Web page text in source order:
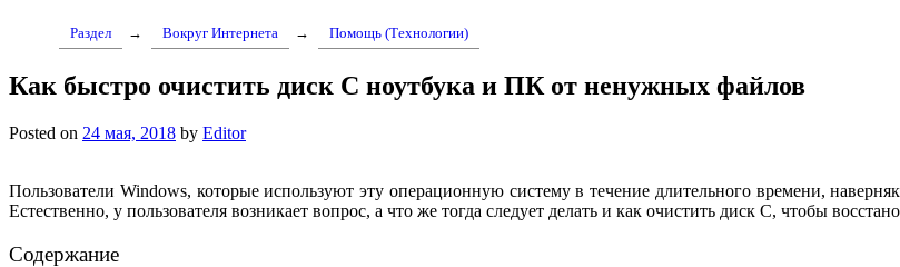
Раздел → Вокруг Интернета → Помощь (Технологии)
Как быстро очистить диск С ноутбука и ПК от ненужных файлов
Posted on 24 мая, 2018 by Editor
Пользователи Windows, которые используют эту операционную систему в течение длительного времени,
Естественно, у пользователя возникает вопрос, а что же тогда следует делать и как очистить диск С, чтобы
Содержание